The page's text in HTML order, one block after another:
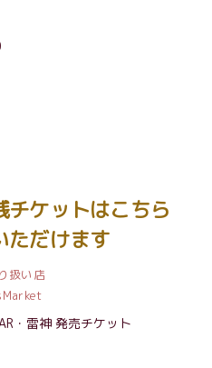
ケットはこちら
ただけます
扱い店
・雷神 発売チケット